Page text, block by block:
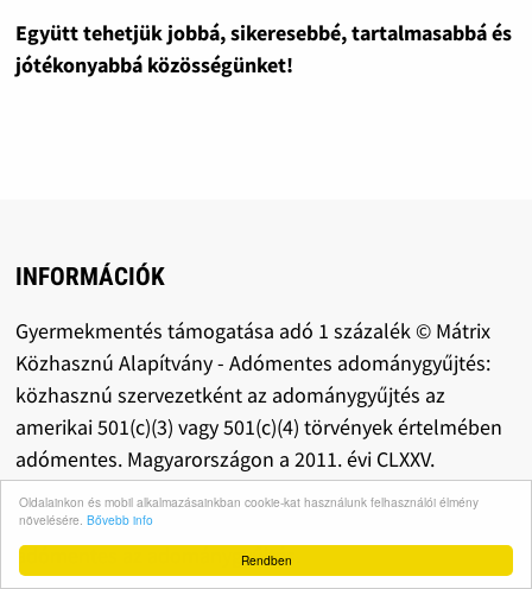
Rendben
Oldalainkon és mobil alkalmazásainkban cookie-kat használunk felhasználói élmény
növelésére. Bővebb info
Együtt tehetjük jobbá, sikeresebbé, tartalmasabbá és
jótékonyabbá közösségünket!
INFORMÁCIÓK
Gyermekmentés támogatása adó 1 százalék © Mátrix
Közhasznú Alapítvány - Adómentes adománygyűjtés:
közhasznú szervezetként az adománygyűjtés az
amerikai 501(c)(3) vagy 501(c)(4) törvények értelmében
adómentes. Magyarországon a 2011. évi CLXXV.
közhasznúságról szóló törvény és a kapcsolódó
jogszabályok értelmében adómentes a szervezet,
adómentes az adománygyűjtés.